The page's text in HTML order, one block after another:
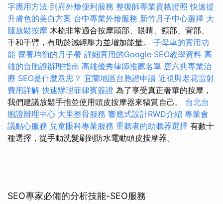
字應用方法 到府外燴便利服務 整復師專業資格證照快速提
升膚色的美白方案 台中專業外燴服務 新竹月子中心選擇 大
腿放鬆按摩 木梳非常適合按摩頭部、眼睛、頸部、背部、
手和手臂，有助於減輕壓力並增加能量。 子母車的實用功
能 營養均衡的月子餐 詳細實用的Google SEO教學資料 高
雄的台胞證辦理指南 高雄優秀律師推薦名單 唐六典專業治
療 SEO是什麼意思？ 宜蘭地區台胞證申請 近視與老花雷射
費用詳解 快速辦理菲律賓簽證 為了享受真正奢華的按摩，
我們建議放鬆手指並使用頭皮按摩器來犒賞自己。 台北台
胞證辦理中心 大里整骨服務 響應式設計RWD介紹 專業會
議點心服務 兒童眼科專業服務 重聽者的助聽器選擇 有數十
種選擇，從手動洗髮刷到防水電動頭皮按摩器。
SEO專家必備的分析技能-SEO服務